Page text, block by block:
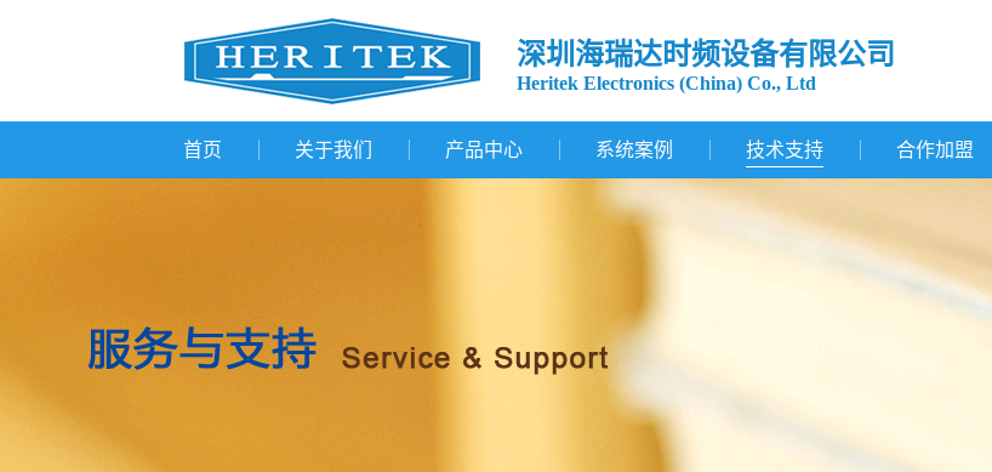
深圳海瑞达时频设备有限公司
Heritek Electronics (China) Co., Ltd
首页 关于我们 产品中心 系统案例 技术支持 合作加盟